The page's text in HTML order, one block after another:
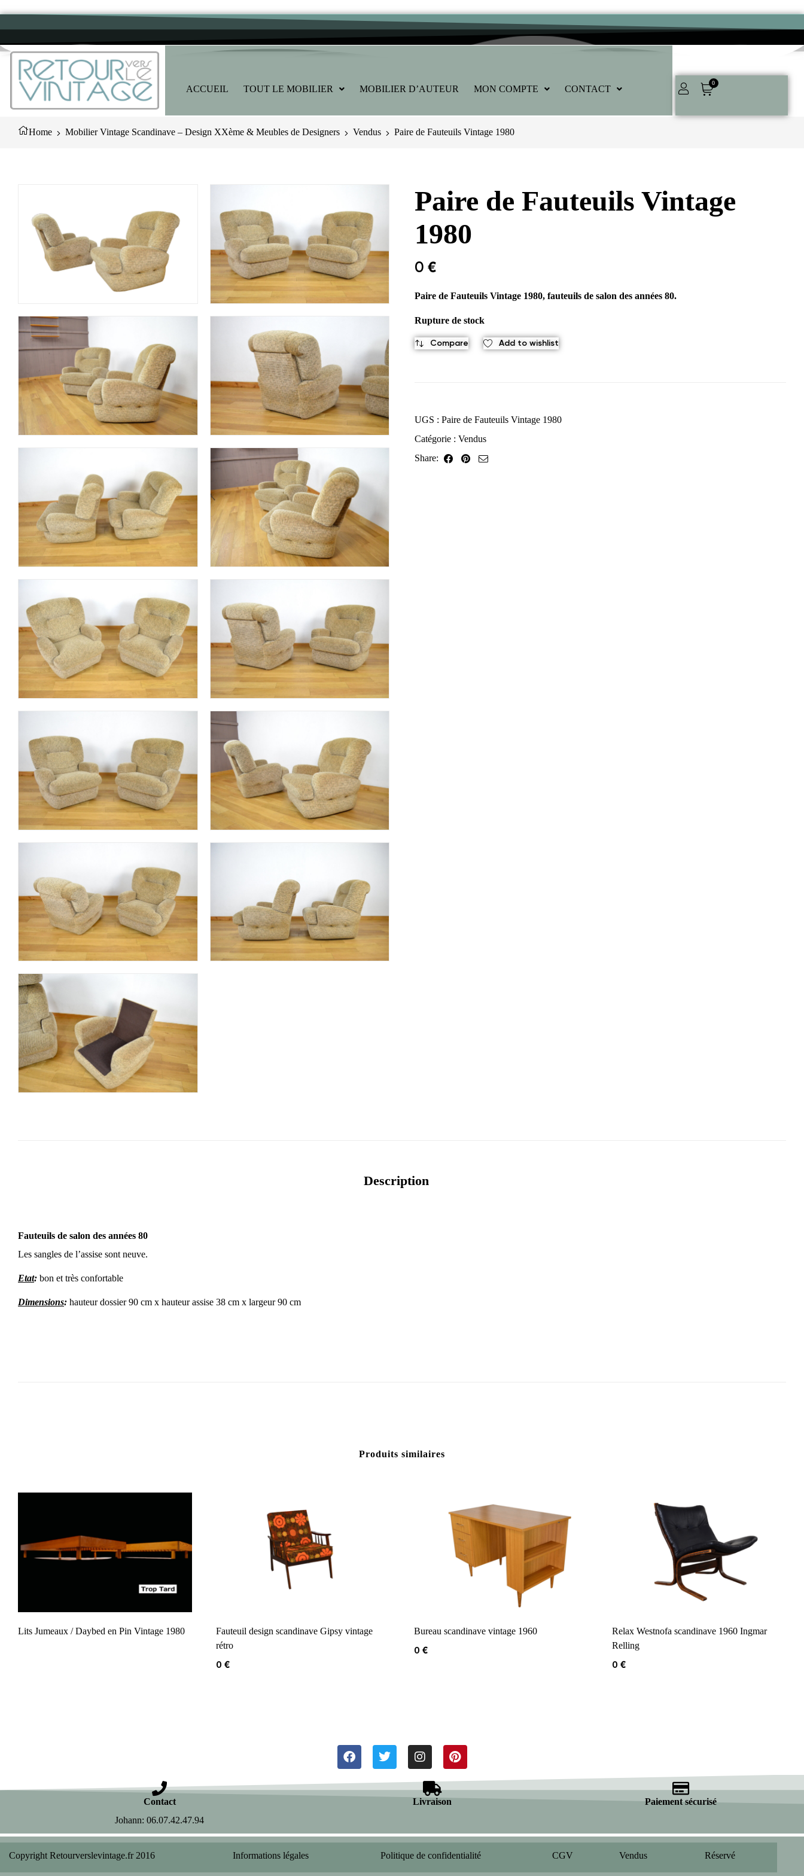
ACCUEIL TOUT LE MOBILIER MOBILIER D’AUTEUR MON COMPTE CONTACT
0
Home Mobilier Vintage Scandinave – Design XXème & Meubles de Designers Vendus Paire de Fauteuils Vintage 1980
Paire de Fauteuils Vintage
1980
0 €
Paire de Fauteuils Vintage 1980, fauteuils de salon des années 80.
Rupture de stock
Compare Add to wishlist
UGS : Paire de Fauteuils Vintage 1980
Catégorie : Vendus
Share:
Description
Fauteuils de salon des années 80
Les sangles de l’assise sont neuve.
Etat: bon et très confortable
Dimensions: hauteur dossier 90 cm x hauteur assise 38 cm x largeur 90 cm
Produits similaires
Lits Jumeaux / Daybed en Pin Vintage 1980
Fauteuil design scandinave Gipsy vintage
rétro
0 €
Bureau scandinave vintage 1960
0 €
Relax Westnofa scandinave 1960 Ingmar
Relling
0 €
Contact
Johann: 06.07.42.47.94
Livraison Paiement sécurisé
Copyright Retourverslevintage.fr 2016 Informations légales Politique de confidentialité CGV Vendus Réservé